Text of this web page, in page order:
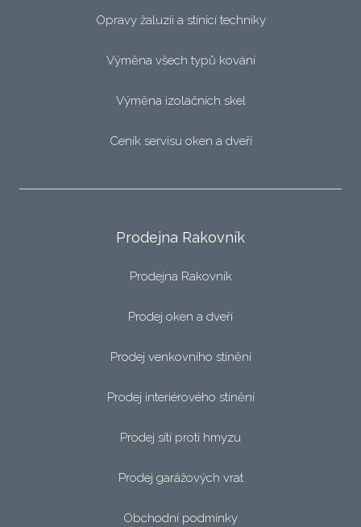
Opravy žaluzii a stínící techniky
Výměna všech typů kování
Výměna izolačních skel
Ceník servisu oken a dveří
Prodejna Rakovník
Prodejna Rakovník
Prodej oken a dveří
Prodej venkovního stínění
Prodej interiérového stínění
Prodej sítí proti hmyzu
Prodej garážových vrat
Obchodní podmínky